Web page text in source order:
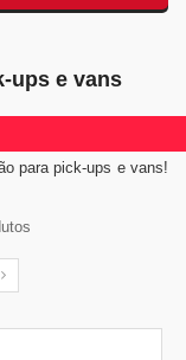
ups e vans
para pick-ups e vans!